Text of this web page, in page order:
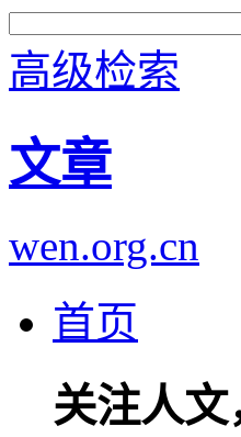
高级检索
文章
wen.org.cn
首页
关注人